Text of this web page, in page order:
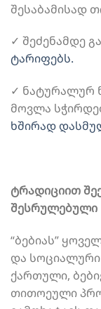
შესაბამისად
✓ შეძენამდე
ტარიფებს.
✓ ნატურალურ
მოვლა
ხშირად
ტრადიციით
შესრულებული
“ბებიას”
და სოციალური
ქართული,
თითოეული